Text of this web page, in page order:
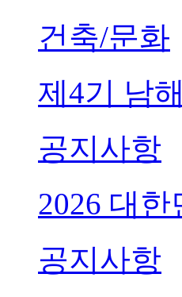
건축/문화
제4기 남
공지사항
2026 대
공지사항